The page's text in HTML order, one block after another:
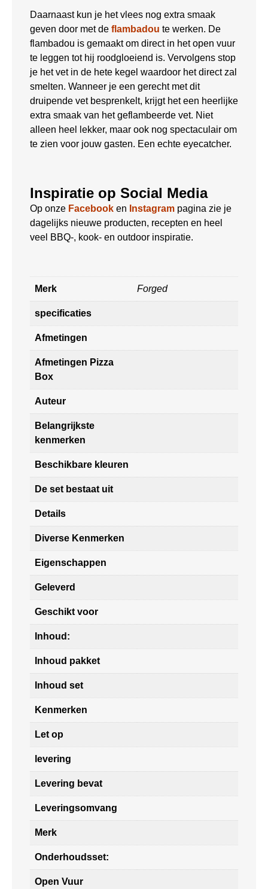
Daarnaast kun je het vlees nog extra smaak
geven door met de flambadou te werken. De
flambadou is gemaakt om direct in het open vuur
te leggen tot hij roodgloeiend is. Vervolgens stop
je het vet in de hete kegel waardoor het direct zal
smelten. Wanneer je een gerecht met dit
druipende vet besprenkelt, krijgt het een heerlijke
extra smaak van het geflambeerde vet. Niet
alleen heel lekker, maar ook nog spectaculair om
te zien voor jouw gasten. Een echte eyecatcher.
Inspiratie op Social Media
Op onze Facebook en Instagram pagina zie je
dagelijks nieuwe producten, recepten en heel
veel BBQ-, kook- en outdoor inspiratie.
Merk Forged
specificaties
Afmetingen
Afmetingen Pizza
Box
Auteur
Belangrijkste
kenmerken
Beschikbare kleuren
De set bestaat uit
Details
Diverse Kenmerken
Eigenschappen
Geleverd
Geschikt voor
Inhoud:
Inhoud pakket
Inhoud set
Kenmerken
Let op
levering
Levering bevat
Leveringsomvang
Merk
Onderhoudsset:
Open Vuur